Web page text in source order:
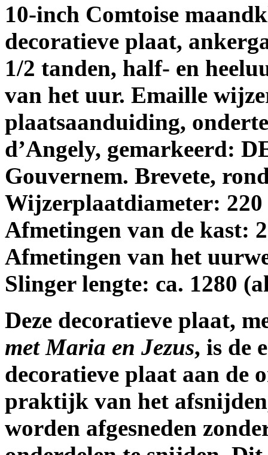
10-inch Comtoise
decoratieve plaat,
1/2 tanden, half- en
van het uur. Emaille
plaatsaanduiding,
d’Angely, gemarkeerd:
Gouvernem. Brevete,
Wijzerplaatdiameter: 220
Afmetingen van de kast:
Afmetingen van het
Slinger lengte: ca. 1280
Deze decoratieve plaat,
met Maria en Jezus, is de
decoratieve plaat aan de
praktijk van het
worden afgesneden